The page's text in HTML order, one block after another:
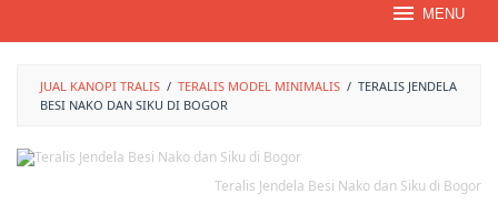
MENU
JUAL KANOPI TRALIS / TERALIS MODEL MINIMALIS / TERALIS JENDELA
BESI NAKO DAN SIKU DI BOGOR
Teralis Jendela Besi Nako dan Siku di Bogor